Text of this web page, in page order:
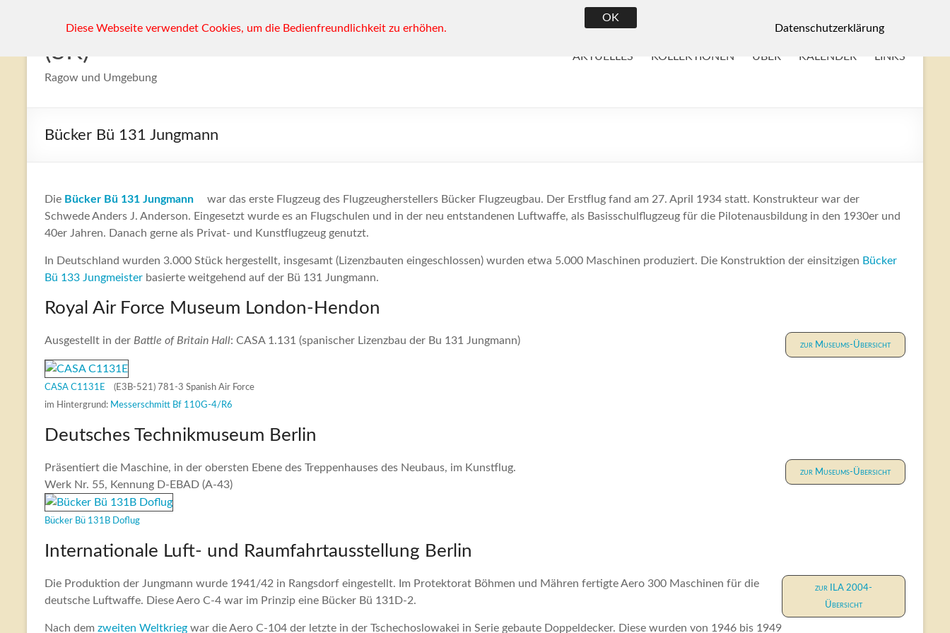
springen
(SK)
Ragow und Umgebung
AKTUELLES KOLLEKTIONEN ÜBER KALENDER LINKS
Bücker Bü 131 Jungmann
Die Bücker Bü 131 Jungmann
war das erste Flugzeug des Flugzeugherstellers Bücker Flugzeugbau. Der Erstflug fand am 27. April 1934 statt. Konstrukteur war der
Schwede Anders J. Anderson. Eingesetzt wurde es an Flugschulen und in der neu entstandenen Luftwaffe, als Basisschulflugzeug für die Pilotenausbildung in den 1930er und
40er Jahren. Danach gerne als Privat- und Kunstflugzeug genutzt.
In Deutschland wurden 3.000 Stück hergestellt, insgesamt (Lizenzbauten eingeschlossen) wurden etwa 5.000 Maschinen produziert. Die Konstruktion der einsitzigen Bücker
Bü 133 Jungmeister basierte weitgehend auf der Bü 131 Jungmann.
Royal Air Force Museum London-Hendon
zur Museums-Übersicht
Ausgestellt in der Battle of Britain Hall: CASA 1.131 (spanischer Lizenzbau der Bu 131 Jungmann)
CASA C1131E
(E3B-521) 781-3 Spanish Air Force
im Hintergrund: Messerschmitt Bf 110G-4/R6
Deutsches Technikmuseum Berlin
zur Museums-Übersicht
Präsentiert die Maschine, in der obersten Ebene des Treppenhauses des Neubaus, im Kunstflug.
Werk Nr. 55, Kennung D-EBAD (A-43)
Bücker Bü 131B Doflug
Internationale Luft- und Raumfahrtausstellung Berlin
zur ILA 2004-
Übersicht
Die Produktion der Jungmann wurde 1941/42 in Rangsdorf eingestellt. Im Protektorat Böhmen und Mähren fertigte Aero 300 Maschinen für die
deutsche Luftwaffe. Diese Aero C-4 war im Prinzip eine Bücker Bü 131D-2.
Nach dem zweiten Weltkrieg war die Aero C-104 der letzte in der Tschechoslowakei in Serie gebaute Doppeldecker. Diese wurden von 1946 bis 1949
Diese Webseite verwendet Cookies, um die Bedienfreundlichkeit zu erhöhen.
OK
Datenschutzerklärung